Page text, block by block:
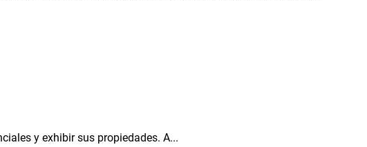
y exhibir sus propiedades. A...